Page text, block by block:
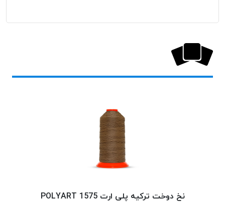
پایین
OMEGA
VENTO
نسوز
نخ دوخت ترکیه پلی ارت 1575 POLYART